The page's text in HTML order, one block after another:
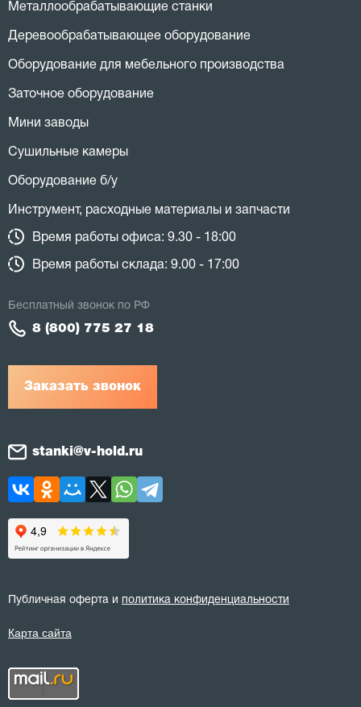
Металлообрабатывающие станки
Деревообрабатывающее оборудование
Оборудование для мебельного производства
Заточное оборудование
Мини заводы
Сушильные камеры
Оборудование б/у
Инструмент, расходные материалы и запчасти
Время работы офиса: 9.30 - 18:00
Время работы склада: 9.00 - 17:00
Заказать звонок
Бесплатный звонок по РФ
8 (800) 775 27 18
stanki@v-hold.ru
Публичная оферта и политика конфиденциальности
Карта сайта